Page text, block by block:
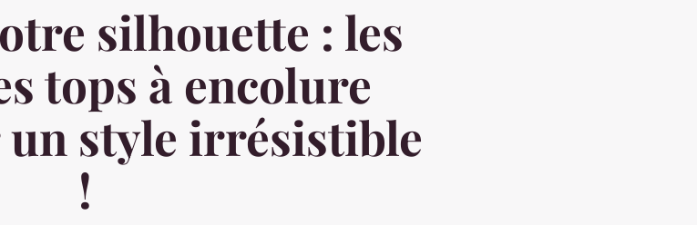
silhouette : les
tops à encolure
style irrésistible
!